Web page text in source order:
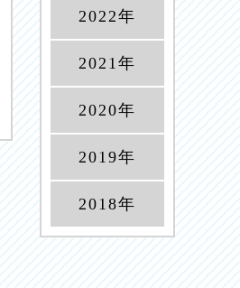
2022年
2021年
2020年
2019年
2018年